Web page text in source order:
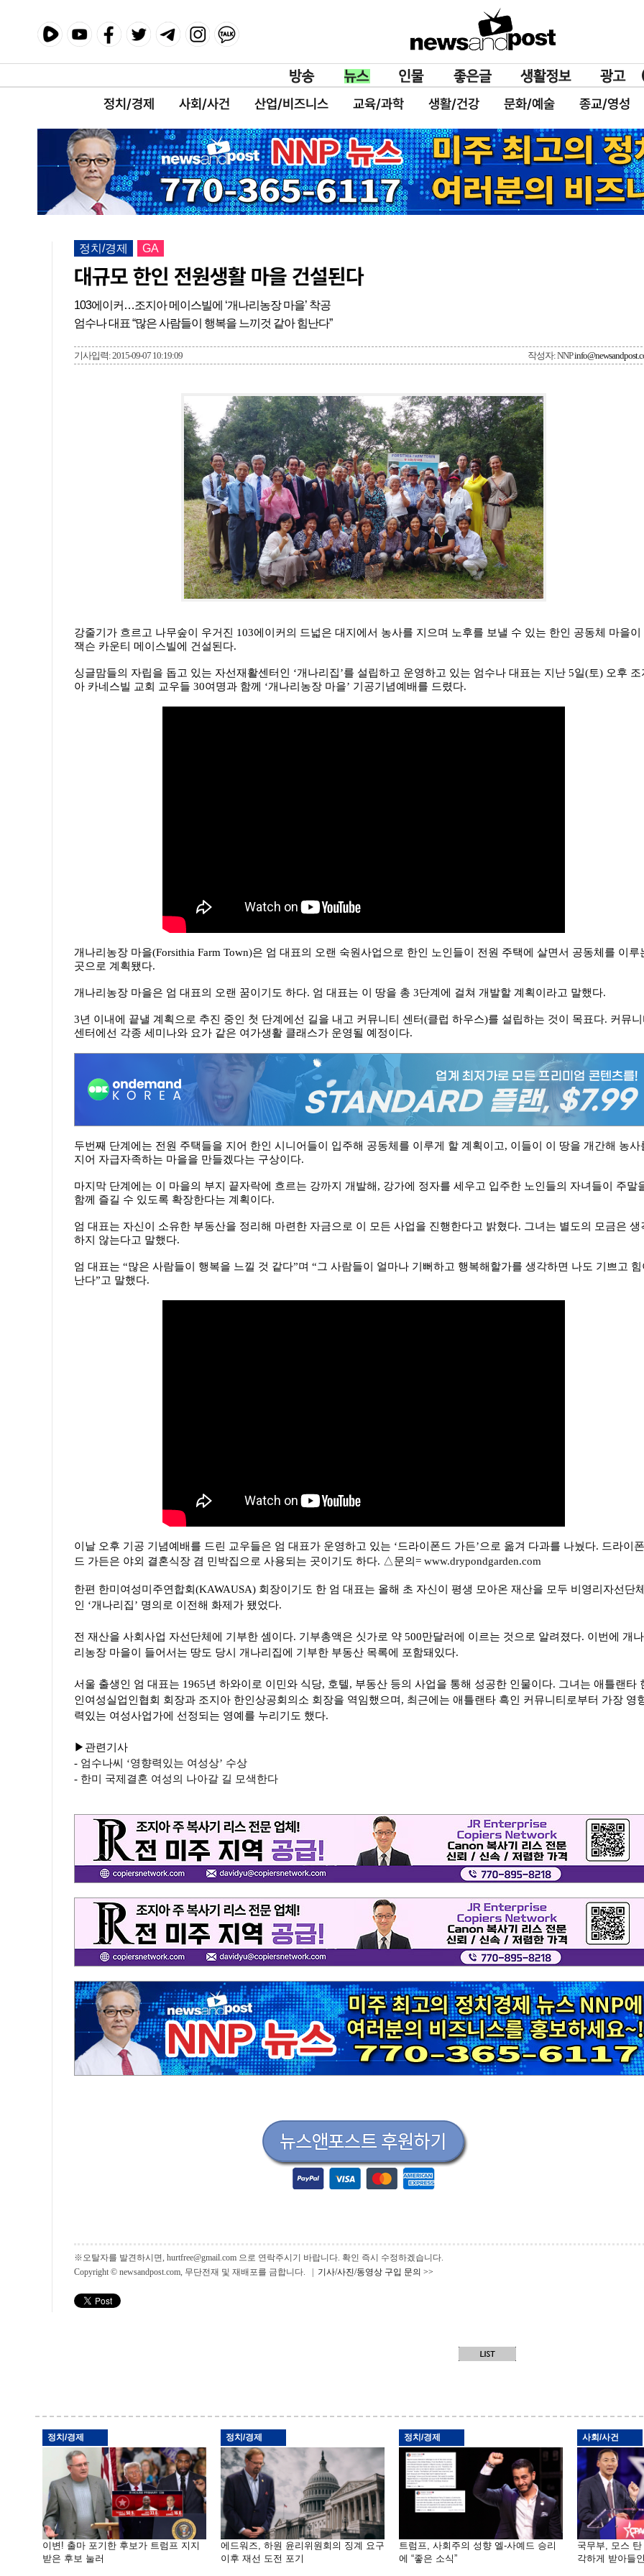
정치/경제 사회/사건 산업/비즈니스 교육/과학 생활/건강 문화/예술 종교/영성
정치/경제 GA
대규모 한인 전원생활 마을 건설된다
103에이커…조지아 메이스빌에 ‘개나리농장 마을’ 착공
엄수나 대표 “많은 사람들이 행복을 느끼것 같아 힘난다”
기사입력: 2015-09-07 10:19:09 작성자: NNP
강줄기가 흐르고 나무숲이 우거진 103에이커의 드넓은 대지에서 농사를 지으며 노후를 보낼 수 있는 한인 공동체 마을이
잭슨 카운티 메이스빌에 건설된다.
싱글맘들의 자립을 돕고 있는 자선재활센터인 ‘개나리집’를 설립하고 운영하고 있는 엄수나 대표는 지난 5일(토) 오후 조
아 카네스빌 교회 교우들 30여명과 함께 ‘개나리농장 마을’ 기공기념예배를 드렸다.
개나리농장 마을(Forsithia Farm Town)은 엄 대표의 오랜 숙원사업으로 한인 노인들이 전원 주택에 살면서 공동체를 이루
곳으로 계획됐다.
개나리농장 마을은 엄 대표의 오랜 꿈이기도 하다. 엄 대표는 이 땅을 총 3단계에 걸쳐 개발할 계획이라고 말했다.
3년 이내에 끝낼 계획으로 추진 중인 첫 단계에선 길을 내고 커뮤니티 센터(클럽 하우스)를 설립하는 것이 목표다. 커뮤
센터에선 각종 세미나와 요가 같은 여가생활 클래스가 운영될 예정이다.
두번째 단계에는 전원 주택들을 지어 한인 시니어들이 입주해 공동체를 이루게 할 계획이고, 이들이 이 땅을 개간해 농사
지어 자급자족하는 마을을 만들겠다는 구상이다.
마지막 단계에는 이 마을의 부지 끝자락에 흐르는 강까지 개발해, 강가에 정자를 세우고 입주한 노인들의 자녀들이 주말
함께 즐길 수 있도록 확장한다는 계획이다.
엄 대표는 자신이 소유한 부동산을 정리해 마련한 자금으로 이 모든 사업을 진행한다고 밝혔다. 그녀는 별도의 모금은 생
하지 않는다고 말했다.
엄 대표는 “많은 사람들이 행복을 느낄 것 같다”며 “그 사람들이 얼마나 기뻐하고 행복해할가를 생각하면 나도 기쁘고 힘
난다”고 말했다.
이날 오후 기공 기념예배를 드린 교우들은 엄 대표가 운영하고 있는 ‘드라이폰드 가든’으로 옮겨 다과를 나눴다. 드라이폰
드 가든은 야외 결혼식장 겸 민박집으로 사용되는 곳이기도 하다. △문의= www.drypondgarden.com
한편 한미여성미주연합회(KAWAUSA) 회장이기도 한 엄 대표는 올해 초 자신이 평생 모아온 재산을 모두 비영리자선단
인 ‘개나리집’ 명의로 이전해 화제가 됐었다.
전 재산을 사회사업 자선단체에 기부한 셈이다. 기부총액은 싯가로 약 500만달러에 이르는 것으로 알려졌다. 이번에 개나
리농장 마을이 들어서는 땅도 당시 개나리집에 기부한 부동산 목록에 포함돼있다.
서울 출생인 엄 대표는 1965년 하와이로 이민와 식당, 호텔, 부동산 등의 사업을 통해 성공한 인물이다. 그녀는 애틀랜타
인여성실업인협회 회장과 조지아 한인상공회의소 회장을 역임했으며, 최근에는 애틀랜타 흑인 커뮤니티로부터 가장 영
력있는 여성사업가에 선정되는 영예를 누리기도 했다.
▶관련기사
- 엄수나씨 ‘영향력있는 여성상’ 수상
- 한미 국제결혼 여성의 나아갈 길 모색한다
※오탈자를 발견하시면, hurtfree@gmail.com 으로 연락주시기 바랍니다. 확인 즉시 수정하겠습니다.
Copyright © newsandpost.com, 무단전재 및 재배포를 금합니다. | 기사/사진/동영상 구입 문의 >>
정치/경제
이변! 출마 포기한 후보가 트럼프 지지
받은 후보 눌러
정치/경제
에드워즈, 하원 윤리위원회의 징계 요구
이후 재선 도전 포기
정치/경제
트럼프, 사회주의 성향 엘-사예드 승리
에 “좋은 소식”
사회/사건
국무부, 모스
각하게 받아들